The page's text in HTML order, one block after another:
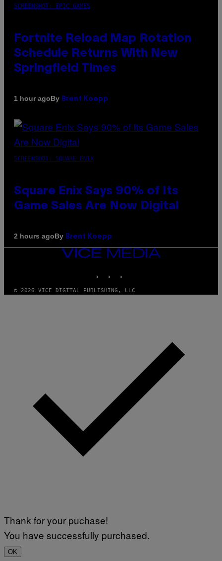
SCREENSHOT: EPIC GAMES
Fortnite Reload Map Rotation
Schedule Returns With New
Springfield Times
1 hour agoBy Brent Koepp
SCREENSHOT: SQUARE ENIX
Square Enix Says 90% of Its
Game Sales Are Now Digital
2 hours agoBy Brent Koepp
VICE
MEDIA
© 2026 VICE DIGITAL PUBLISHING, LLC
Thank for your puchase!
You have successfully purchased.
OK